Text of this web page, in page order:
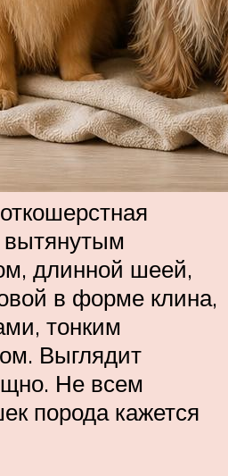
вытянутым
длинной шеей,
в форме клина,
тонким
Выглядит
Не всем
порода кажется